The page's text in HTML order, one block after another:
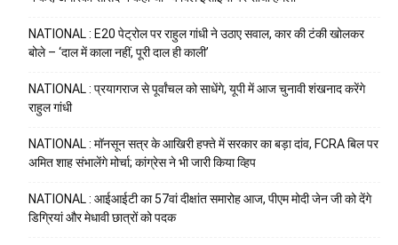
NATIONAL : E20 पेट्रोल पर राहुल गांधी ने उठाए सवाल, कार की टंकी खोलकर
बोले – ‘दाल में काला नहीं, पूरी दाल ही काली’
NATIONAL : प्रयागराज से पूर्वांचल को साधेंगे, यूपी में आज चुनावी शंखनाद करेंगे
राहुल गांधी
NATIONAL : मॉनसून सत्र के आखिरी हफ्ते में सरकार का बड़ा दांव, FCRA बिल पर
अमित शाह संभालेंगे मोर्चा; कांग्रेस ने भी जारी किया व्हिप
NATIONAL : आईआईटी का 57वां दीक्षांत समारोह आज, पीएम मोदी जेन जी को देंगे
डिग्रियां और मेधावी छात्रों को पदक